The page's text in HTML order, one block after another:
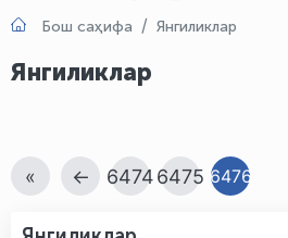
Бош саҳифа Янгиликлар
Янгиликлар
« ← 64746475 6476